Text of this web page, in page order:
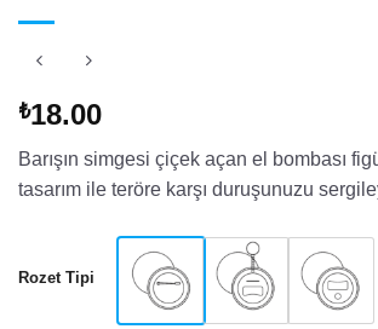
₺18.00
Barışın simgesi çiçek açan el bombası
tasarım ile teröre karşı duruşunuzu
Rozet Tipi